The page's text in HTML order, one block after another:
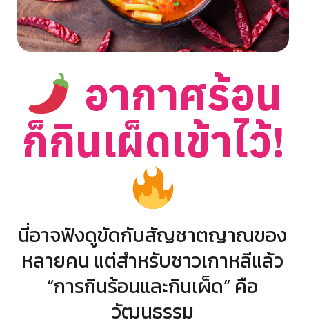
อากาศร้อน
ก็กินเผ็ดเข้าไว้!
นี่อาจฟังดูขัดกับสัญชาตญาณของ
หลายคน แต่สำหรับชาวเกาหลีแล้ว
“การกินร้อนและกินเผ็ด” คือ
วัฒนธรรม